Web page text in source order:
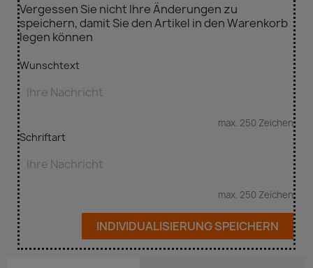
Vergessen Sie nicht Ihre Änderungen zu
speichern, damit Sie den Artikel in den Warenkorb
legen können
Wunschtext
max. 250 Zeichen
Schriftart
max. 250 Zeichen
INDIVIDUALISIERUNG SPEICHERN